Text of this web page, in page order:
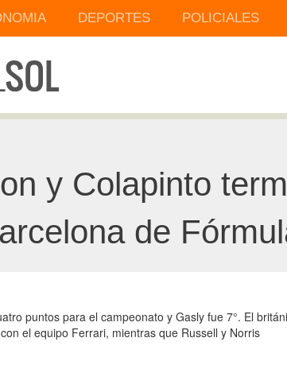
DEPORTES POLICIALES
y Colapinto
de
puntos para el campeonato y Gasly fue 7°. El
el equipo Ferrari, mientras que Russell y Norris